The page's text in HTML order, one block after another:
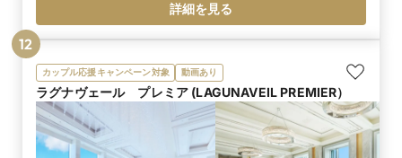
詳細を見る
カップル応援キャンペーン対象 動画あり
ラグナヴェール プレミア (LAGUNAVEIL PREMIER）
12